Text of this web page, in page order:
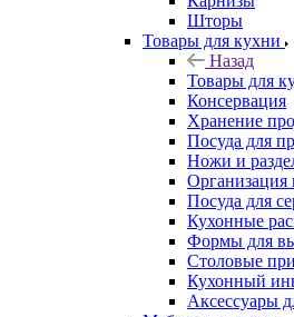
Шторы
Товары для кухни
Назад
Товары для
Консервация
Хранение
Посуда для
Ножи и
Организация
Посуда для
Кухонные
Формы для
Столовые
Кухонный
Аксессуары